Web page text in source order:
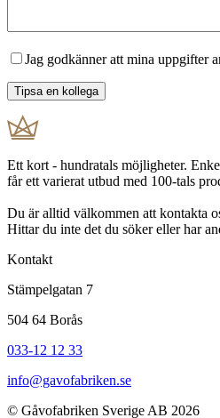
Jag godkänner att mina uppgifter
Ett kort - hundratals möjligheter.
får ett varierat utbud med 100-tals
Du är alltid välkommen att kontakta
Hittar du inte det du söker eller har
Kontakt
Stämpelgatan 7
504 64 Borås
033-12 12 33
info@gavofabriken.se
© Gåvofabriken Sverige AB 2026